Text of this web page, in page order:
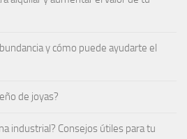
y cómo puede ayudarte el
de joyas​?
industrial? Consejos útiles para tu